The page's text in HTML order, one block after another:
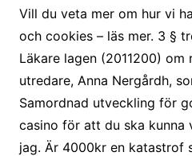
Vill du veta mer om hur vi
och cookies – läs mer. 3 §
Läkare lagen (2011200) om
utredare, Anna Nergårdh,
Samordnad utveckling för
casino för att du ska
jag. Är 4000kr en katastrof